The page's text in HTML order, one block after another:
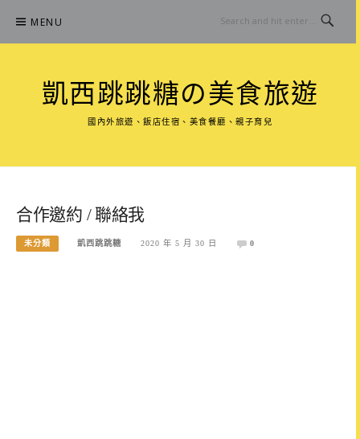
content
MENU
凱西跳跳糖の美食旅遊
國內外旅遊、飯店住宿、美食餐廳、親子育兒
合作邀約 / 聯絡我
未分類 凱西跳跳糖 2020 年 5 月 30 日 0